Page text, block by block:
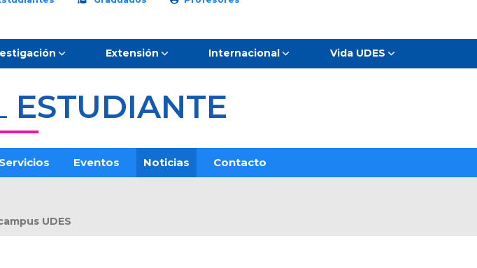
Extensión Internacional Vida UDES
ESTUDIANTE
Servicios Eventos Noticias Contacto
UDES